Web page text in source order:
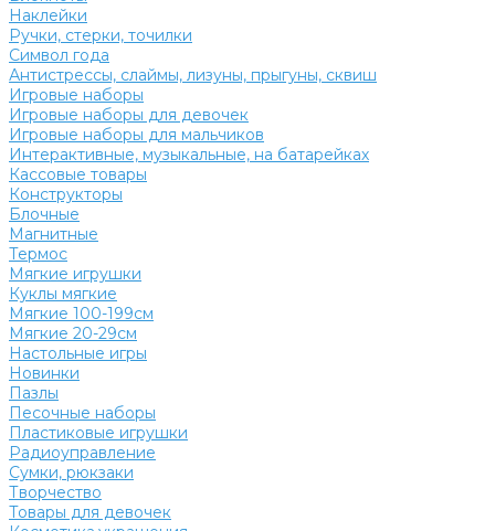
Наклейки
Ручки, стерки, точилки
Символ года
Антистрессы, слаймы, лизуны, прыгуны, сквиш
Игровые наборы
Игровые наборы для девочек
Игровые наборы для мальчиков
Интерактивные, музыкальные, на батарейках
Кассовые товары
Конструкторы
Блочные
Магнитные
Термос
Мягкие игрушки
Куклы мягкие
Мягкие 100-199см
Мягкие 20-29см
Настольные игры
Новинки
Пазлы
Песочные наборы
Пластиковые игрушки
Радиоуправление
Сумки, рюкзаки
Творчество
Товары для девочек